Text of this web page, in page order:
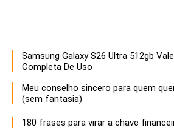
Samsung Galaxy S26 Ultra 512gb
Completa De Uso
Meu conselho sincero para quem
(sem fantasia)
180 frases para virar a chave